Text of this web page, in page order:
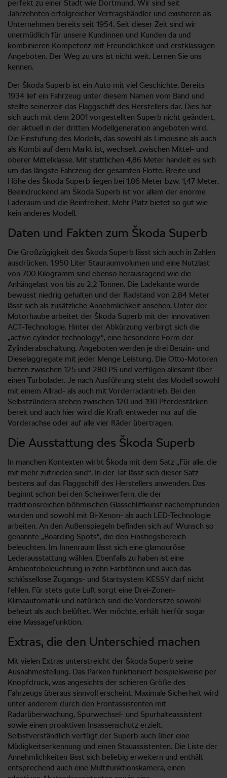
perfekt zu einer Stadt wie Dortmund. Wir sind seit
Jahrzehnten erfolgreicher Vertragshändler und existieren als
Unternehmen bereits seit 1954. Seit dieser Zeit sind wir
unermüdlich für unsere Kundinnen und Kunden da und
kombinieren Kompetenz mit Freundlichkeit und erstklassigen
Angeboten. Der Weg zu uns ist nicht weit. Lernen Sie uns
kennen.
Der Škoda Superb ist ein Auto mit viel Geschichte. Bereits
1934 lief ein Fahrzeug unter diesem Namen vom Band und
stellte seinerzeit das Flaggschiff des Herstellers dar. Dies hat
sich auch mit dem 2001 vorgestellten Superb nicht geändert,
der aktuell in der dritten Modellgeneration angeboten wird.
Die Einstufung des Modells, das sowohl als Limousine als auch
als Kombi auf dem Markt ist, wechselt zwischen Mittel- und
oberer Mittelklasse. Mit stattlichen 4,86 Meter handelt es sich
um das längste Fahrzeug der gesamten Flotte. Breite und
Höhe des Škoda Superb liegen bei 1,86 Meter bzw. 1,47 Meter.
Beeindruckend am Škoda Superb ist vor allem der enorme
Laderaum und die Beinfreiheit. Mehr Platz bietet so gut wie
kein anderes Modell.
Daten und Fakten zum Škoda Superb
Die Großzügigkeit des Škoda Superb lässt sich auch in Zahlen
ausdrücken. 1.950 Liter Stauraumvolumen und eine Nutzlast
von 700 Kilogramm sind ebenso herausragend wie die
Anhängelast von bis zu 2,2 Tonnen. Die Ladekante wurde
bewusst niedrig gehalten und der Radstand von 2,84 Meter
lässt sich als zusätzliche Annehmlichkeit ansehen. Unter der
Motorhaube arbeitet der Škoda Superb mit der innovativen
ACT-Technologie. Hinter der Abkürzung verbirgt sich die
„active cylinder technology“, eine besondere Form der
Zylinderabschaltung. Angeboten werden je drei Benzin- und
Dieselaggregate mit jeder Menge Leistung. Die Otto-Motoren
bieten zwischen 125 und 280 PS und verfügen allesamt über
einen Turbolader. Je nach Ausführung steht das Modell sowohl
mit einem Allrad- als auch mit Vorderradantrieb. Bei den
Selbstzündern stehen zwischen 120 und 190 Pferdestärken
bereit und auch hier wird die Kraft entweder nur auf die
Vorderachse oder auf alle vier Räder übertragen.
Die Ausstattung des Škoda Superb
In manchen Kontexten wirbt Škoda mit dem Satz „Für alle, die
mit mehr zufrieden sind“. In der Tat lässt sich dieser Satz
bestens auf das Flaggschiff des Herstellers anwenden. Das
beginnt schon bei den Scheinwerfern, die der
traditionsreichen böhmischen Glasschliffkunst nachempfunden
wurden und sowohl mit Bi-Xenon- als auch LED-Technologie
arbeiten. An den Außenspiegeln befinden sich auf Wunsch so
genannte „Boarding Spots“, die den Einstiegsbereich
beleuchten. Im Innenraum lässt sich eine glamouröse
Lederausstattung wählen. Ebenfalls zu haben ist eine
Ambientebeleuchtung in zehn Farbtönen und auch das
schlüssellose Zugangs- und Startsystem KESSY darf nicht
fehlen. Für stets gute Luft sorgt eine Drei-Zonen-
Klimaautomatik und natürlich sind die Vordersitze sowohl
beheizt als auch belüftet. Wer möchte, erhält hierfür sogar
eine Massagefunktion.
Extras, die den Unterschied machen
Mit vielen Extras unterstreicht der Škoda Superb seine
Ausnahmestellung. Das Parken funktioniert beispielsweise per
Knopfdruck, was angesichts der schieren Größe des
Fahrzeugs überaus sinnvoll erscheint. Maximale Sicherheit wird
unter anderem durch den Frontassistenten mit
Radarüberwachung, Spurwechsel- und Spurhalteassistent
sowie einen proaktiven Insassenschutz erzielt.
Selbstverständlich verfügt der Superb auch über eine
Müdigkeitserkennung und einen Stauassistenten. Die Liste der
Annehmlichkeiten lässt sich beliebig erweitern und enthält
entsprechend auch eine Multifunktionskamera, einen